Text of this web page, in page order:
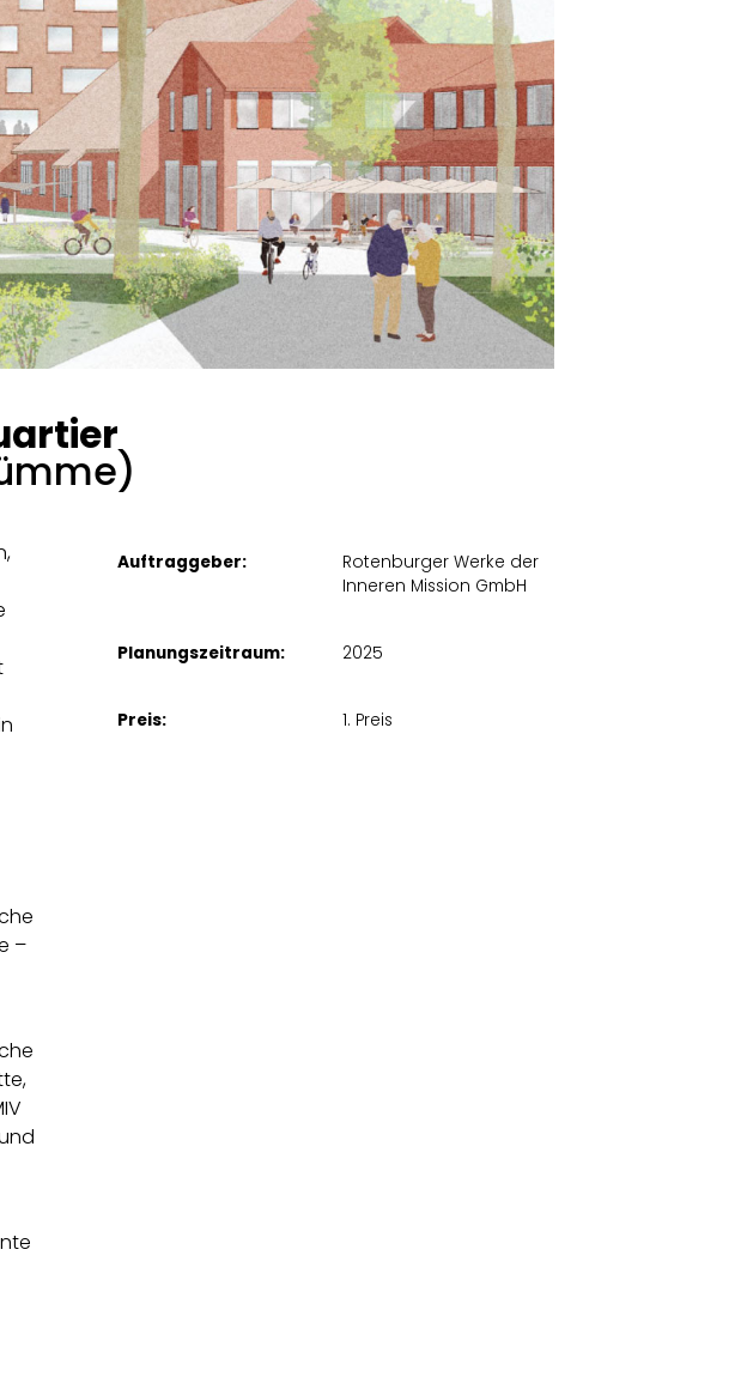
–
Auftraggeber:
Planungszeitraum:
Preis:
Rotenburger Werke der
Inneren Mission GmbH
2025
1. Preis